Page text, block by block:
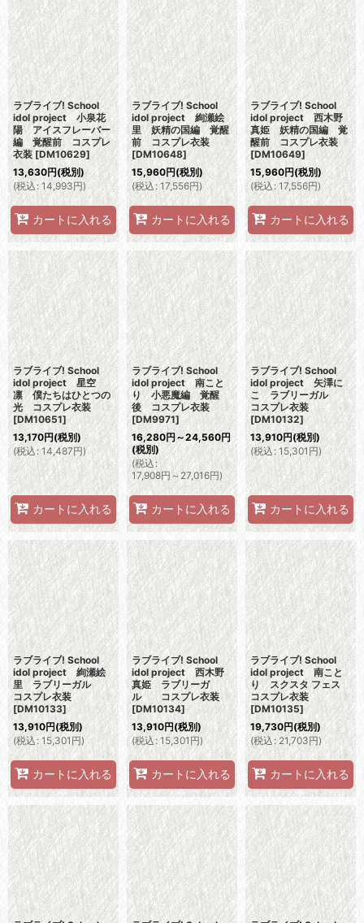
ラブライブ! School
idol project 小泉花
陽 アイスフレーバー
編 覚醒前 コスプレ
衣装 [DM10629]
13,630円(税別)
(税込: 14,993円)
カートに入れる
ラブライブ! School
idol project 絢瀬絵
里 妖精の国編 覚醒
前 コスプレ衣装
[DM10648]
15,960円(税別)
(税込: 17,556円)
カートに入れる
ラブライブ! School
idol project 西木野
真姫 妖精の国編 覚
醒前 コスプレ衣装
[DM10649]
15,960円(税別)
(税込: 17,556円)
カートに入れる
ラブライブ! School
idol project 星空
凛 僕たちはひとつの
光 コスプレ衣装
[DM10651]
13,170円(税別)
(税込: 14,487円)
カートに入れる
ラブライブ! School
idol project 南こと
り 小悪魔編 覚醒
後 コスプレ衣装
[DM9971]
16,280円 ～24,560円
(税別)
(税込:
17,908円～27,016円)
カートに入れる
ラブライブ! School
idol project 矢澤に
こ ラブリーガル
コスプレ衣装
[DM10132]
13,910円(税別)
(税込: 15,301円)
カートに入れる
ラブライブ! School
idol project 絢瀬絵
里 ラブリーガル
コスプレ衣装
[DM10133]
13,910円(税別)
(税込: 15,301円)
カートに入れる
ラブライブ! School
idol project 西木野
真姫 ラブリーガ
ル コスプレ衣装
[DM10134]
13,910円(税別)
(税込: 15,301円)
カートに入れる
ラブライブ! School
idol project 南こと
り スクスタ フェス
コスプレ衣装
[DM10135]
19,730円(税別)
(税込: 21,703円)
カートに入れる